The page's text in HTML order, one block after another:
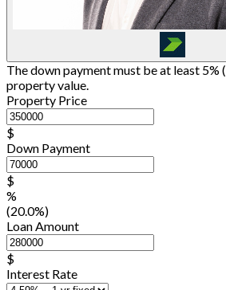
The down payment must be at least 5% (
property value.
Property Price
$
Down Payment
$
%
(20.0%)
Loan Amount
$
Interest Rate